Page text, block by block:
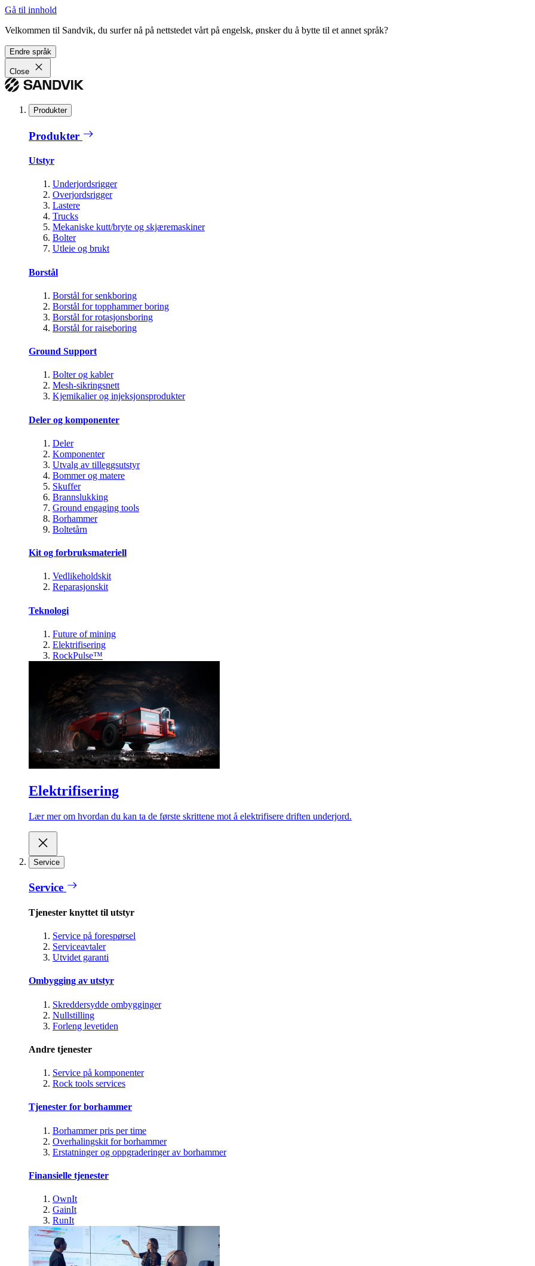
Gå til innhold
Velkommen til Sandvik, du surfer nå på nettstedet vårt på engelsk, ønsker du å bytte til et annet språk?
Endre språk
Close
Produkter
Produkter
Utstyr
Underjordsrigger
Overjordsrigger
Lastere
Trucks
Mekaniske kutt/bryte og skjæremaskiner
Bolter
Utleie og brukt
Borstål
Borstål for senkboring
Borstål for topphammer boring
Borstål for rotasjonsboring
Borstål for raiseboring
Ground Support
Bolter og kabler
Mesh-sikringsnett
Kjemikalier og injeksjonsprodukter
Deler og komponenter
Deler
Komponenter
Utvalg av tilleggsutstyr
Bommer og matere
Skuffer
Brannslukking
Ground engaging tools
Borhammer
Boltetårn
Kit og forbruksmateriell
Vedlikeholdskit
Reparasjonskit
Teknologi
Future of mining
Elektrifisering
RockPulse™
Elektrifisering
Lær mer om hvordan du kan ta de første skrittene mot å elektrifisere driften underjord.
Service
Service
Tjenester knyttet til utstyr
Service på forespørsel
Serviceavtaler
Utvidet garanti
Ombygging av utstyr
Skreddersydde ombygginger
Nullstilling
Forleng levetiden
Andre tjenester
Service på komponenter
Rock tools services
Tjenester for borhammer
Borhammer pris per time
Overhalingskit for borhammer
Erstatninger og oppgraderinger av borhammer
Finansielle tjenester
OwnIt
GainIt
RunIt